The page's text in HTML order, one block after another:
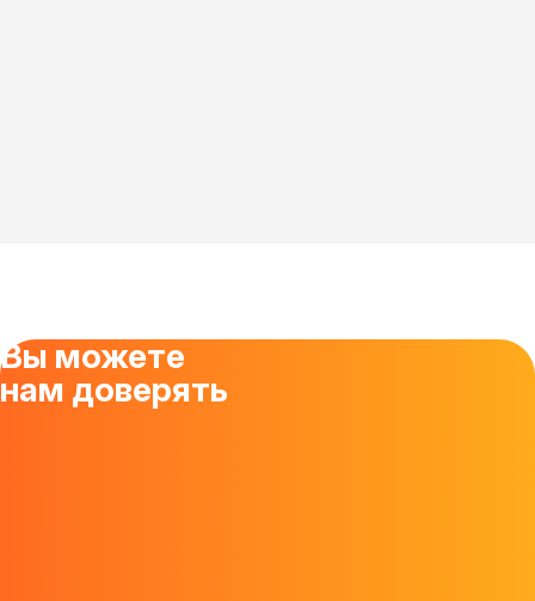
Вы можете
нам доверять